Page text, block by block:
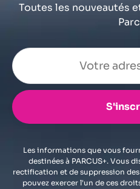
Toutes les nouveautés
Les informations que vous
destinées à PARCUS+. Vous
rectification et de suppression
pouvez exercer l'un de ces